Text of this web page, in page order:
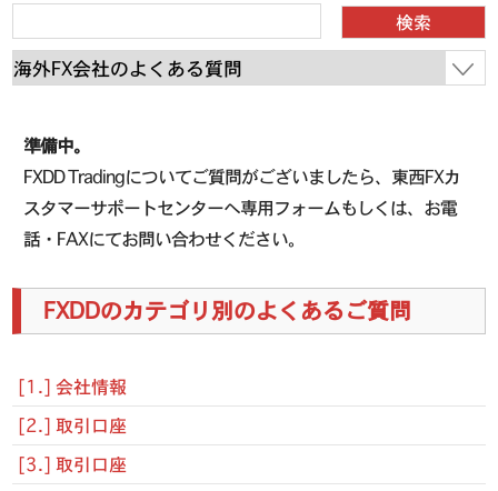
準備中。
FXDD Tradingについてご質問がございましたら、東西FXカ
スタマーサポートセンターへ専用フォームもしくは、お電
話・FAXにてお問い合わせください。
FXDDのカテゴリ別のよくあるご質問
[1.] 会社情報
[2.] 取引口座
[3.] 取引口座